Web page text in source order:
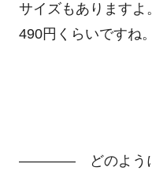
サイズもありますよ
490円くらいですね。
―――― どのように